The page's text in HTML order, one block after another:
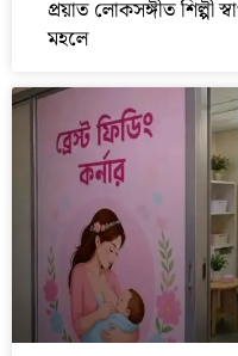
প্রয়াত লোকসঙ্গীত শিল্পী
মহলে